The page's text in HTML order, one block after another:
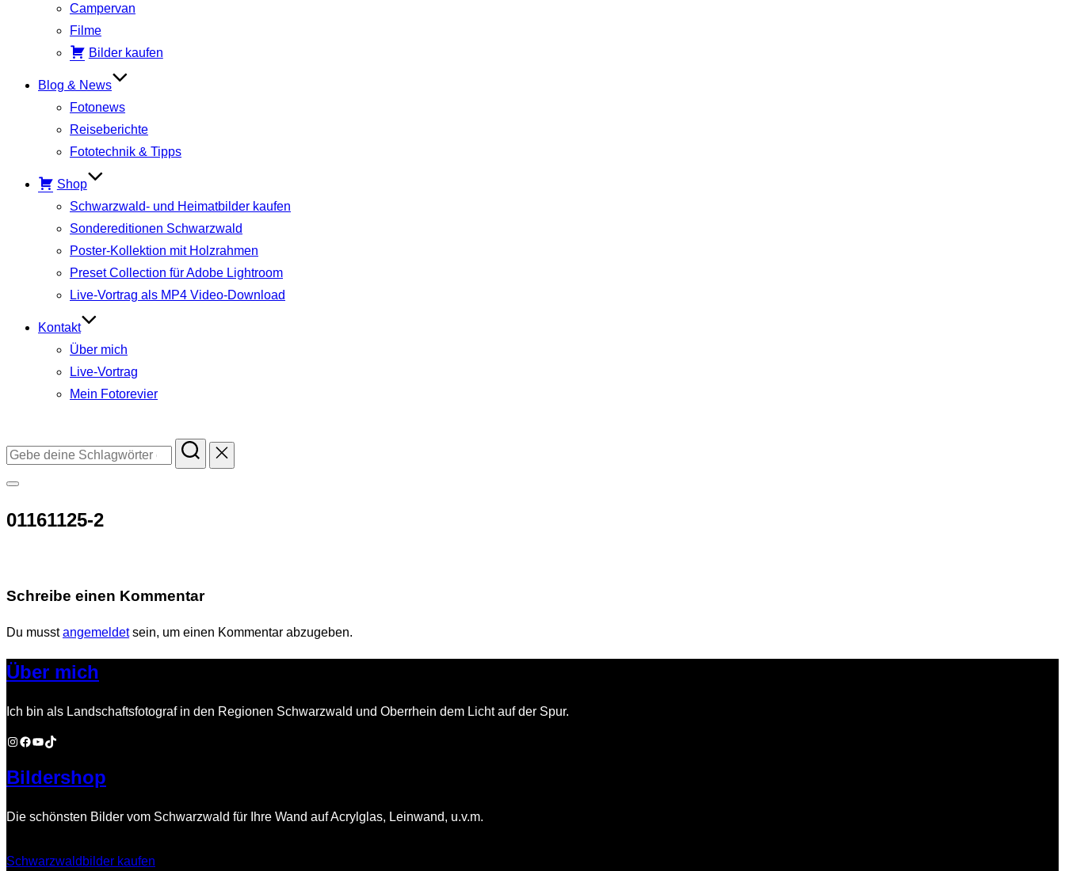
Campervan
Filme
Bilder kaufen
Blog & News
Fotonews
Reiseberichte
Fototechnik & Tipps
Shop
Schwarzwald- und Heimatbilder kaufen
Sondereditionen Schwarzwald
Poster-Kollektion mit Holzrahmen
Preset Collection für Adobe Lightroom
Live-Vortrag als MP4 Video-Download
Kontakt
Über mich
Live-Vortrag
Mein Fotorevier
Suchen
&
01161125-2
Schreibe einen Kommentar
Du musstangemeldetsein, um einen Kommentar abzugeben.
Über mich
Ich bin als Landschaftsfotograf in den Regionen Schwarzwald und Oberrhein dem Licht auf der Spur.
Instagram
Facebook
YouTube
TikTok
Bildershop
Die schönsten Bilder vom Schwarzwald für Ihre Wand auf Acrylglas, Leinwand, u.v.m.
Schwarzwaldbilder kaufen